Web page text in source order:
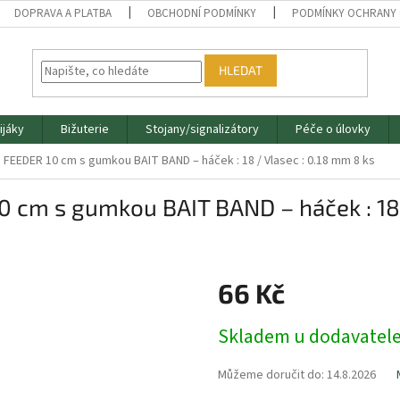
DOPRAVA A PLATBA OBCHODNÍ PODMÍNKY PODMÍNKY OCHRANY
HLEDAT
Bižuterie Stojany/signalizátory Péče o úlovky
10 cm s gumkou BAIT BAND – háček : 18 / Vlasec : 0.18 mm 8 ks
cm s gumkou BAIT BAND – háček :
66 Kč
cena:
Skladem u dodavatele
Můžeme doručit do: 14.8.2026